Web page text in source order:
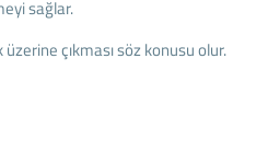
sağlar.
çıkması söz konusu olur.